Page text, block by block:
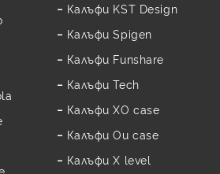
Калъфи KST Design
Калъфи Spigen
Калъфи Funshare
Калъфи Tech
Калъфи XO case
Калъфи Ou case
Калъфи X level